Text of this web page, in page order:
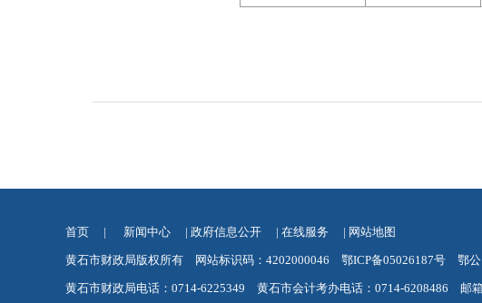
首页 | 新闻中心 | 政府信息公开 | 在线服务 | 网站地图
黄石市财政局版权所有 网站标识码：4202000046 鄂ICP备05026187号 鄂
黄石市财政局电话：0714-6225349 黄石市会计考办电话：0714-6208486 邮